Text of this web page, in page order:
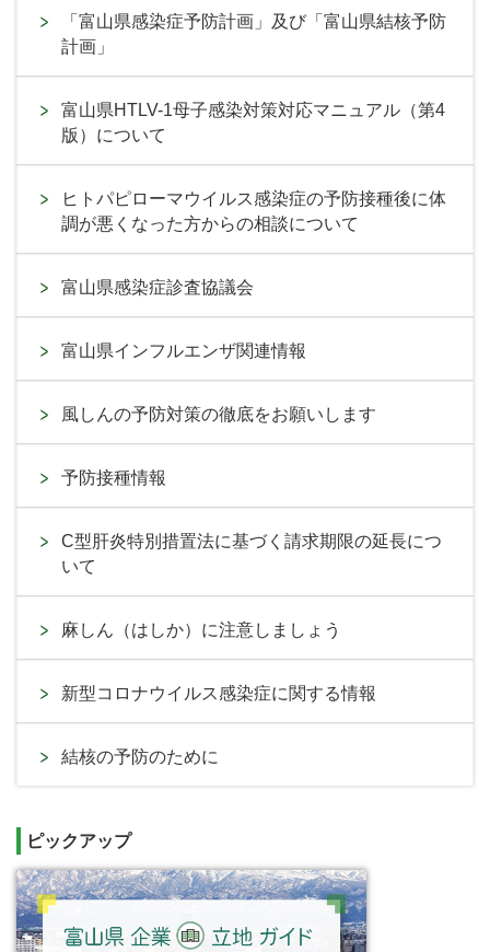
「富山県感染症予防計画」及び「富山県結核予防
計画」
富山県HTLV-1母子感染対策対応マニュアル（第4
版）について
ヒトパピローマウイルス感染症の予防接種後に体
調が悪くなった方からの相談について
富山県感染症診査協議会
富山県インフルエンザ関連情報
風しんの予防対策の徹底をお願いします
予防接種情報
C型肝炎特別措置法に基づく請求期限の延長につ
いて
麻しん（はしか）に注意しましょう
新型コロナウイルス感染症に関する情報
結核の予防のために
ピックアップ